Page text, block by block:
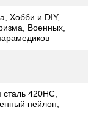
Хобби и DIY,
Военных,
420HC,
нейлон,